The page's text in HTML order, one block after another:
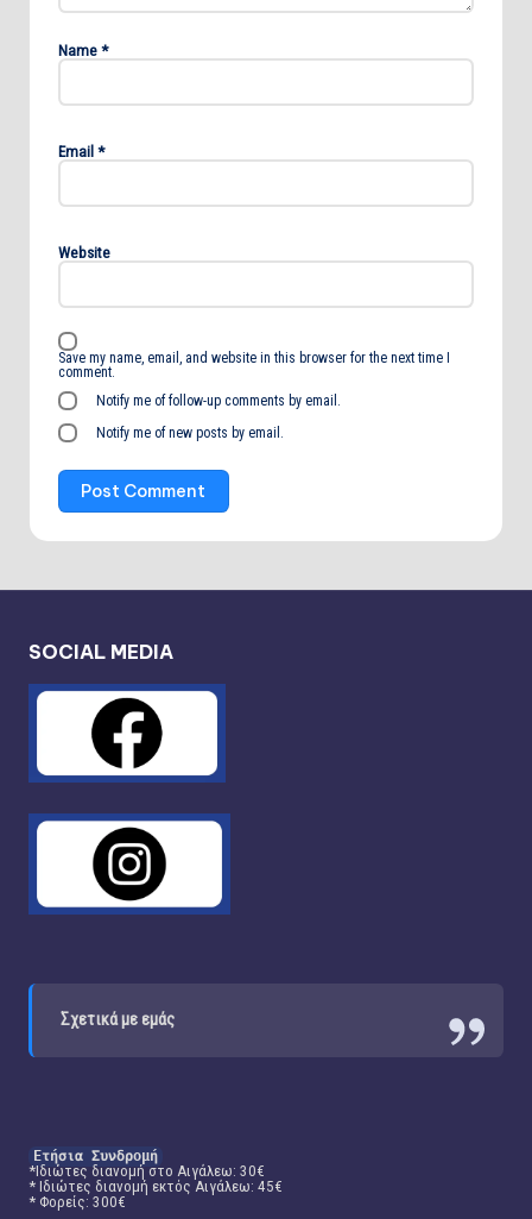
Name *
Email *
Website
Save my name, email, and website in this browser for the next time I
comment.
Notify me of follow-up comments by email.
Notify me of new posts by email.
SOCIAL MEDIA
Σχετικά με εμάς
Ετήσια Συνδρομή
*Ιδιώτες διανομή στο Αιγάλεω: 30€
* Ιδιώτες διανομή εκτός Αιγάλεω: 45€
* Φορείς: 300€